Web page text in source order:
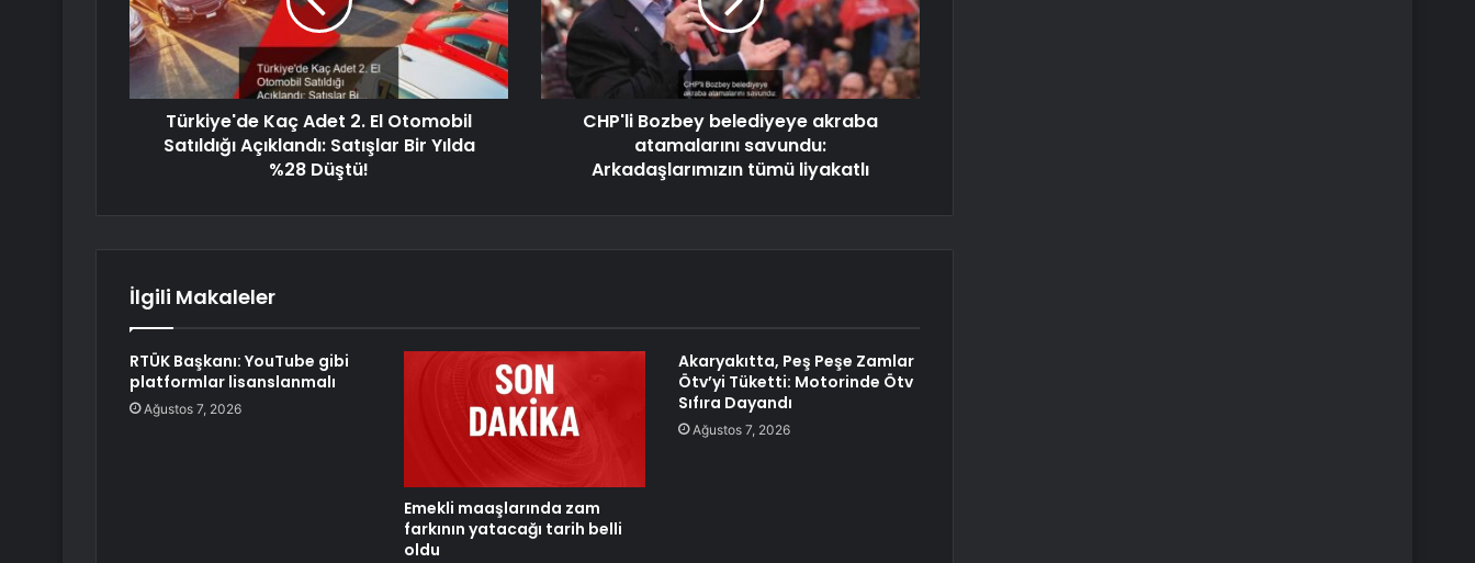
Türkiye'de Kaç Adet 2. El Otomobil
Satıldığı Açıklandı: Satışlar Bir Yılda
%28 Düştü!
CHP'li Bozbey belediyeye akraba
atamalarını savundu:
Arkadaşlarımızın tümü liyakatlı
İlgili Makaleler
RTÜK Başkanı: YouTube gibi
platformlar lisanslanmalı
Ağustos 7, 2026
Emekli maaşlarında zam
farkının yatacağı tarih belli
oldu
Akaryakıtta, Peş Peşe Zamlar
Ötv’yi Tüketti: Motorinde Ötv
Sıfıra Dayandı
Ağustos 7, 2026